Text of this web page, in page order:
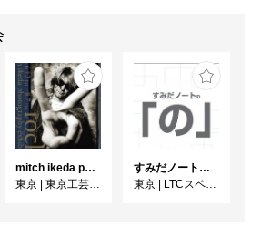
mitch ikeda photography exhibition「rocks」
東京 | 東京工芸大学 写大ギャラリー
すみだノート展2026 ~すみだノートの「の」～
東京 | LTCスペース